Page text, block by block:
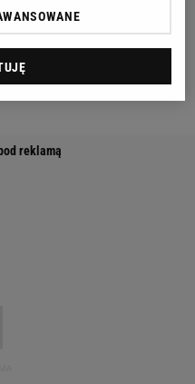
wojska i wysłany na
był mistrzem, to